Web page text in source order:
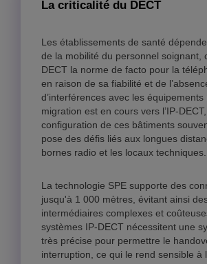
La criticalité du DECT
Les établissements de santé
de la mobilité du personnel soignant,
DECT la norme de facto pour la
en raison de sa fiabilité et de
d’interférences avec les équipements
migration est en cours vers l’IP-
configuration de ces bâtiments
pose des défis liés aux longues
bornes radio et les locaux techniques.
La technologie SPE supporte des
jusqu'à 1 000 mètres, évitant ainsi
intermédiaires complexes et
systèmes IP-DECT nécessitent une
très précise pour permettre le
interruption, ce qui le rend sensible à